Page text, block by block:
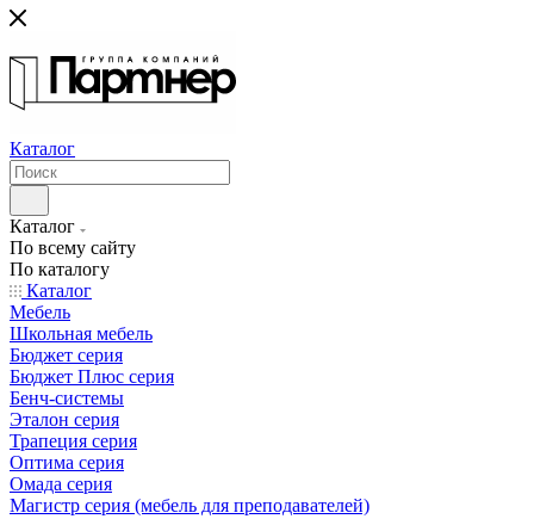
Каталог
Каталог
По всему сайту
По каталогу
Каталог
Мебель
Школьная мебель
Бюджет серия
Бюджет Плюс серия
Бенч-системы
Эталон серия
Трапеция серия
Оптима серия
Омада серия
Магистр серия (мебель для преподавателей)